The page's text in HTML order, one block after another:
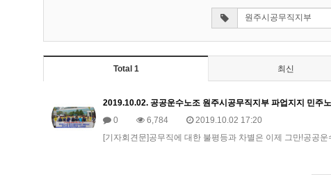
Total 1 최신
2019.10.02. 공공운수노조 원주시공무직지부 파업지지 민주
0
6,784
2019.10.02 17:20
[기자회견문]공무직에 대한 불평등과 차별은 이제 그만!공공